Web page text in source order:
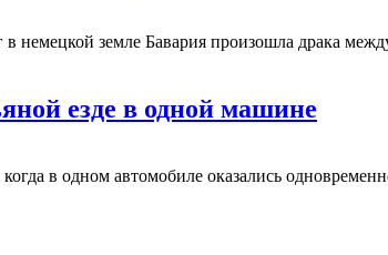
немецкой земле Бавария произошла драка
езде в одной машине
в одном автомобиле оказались